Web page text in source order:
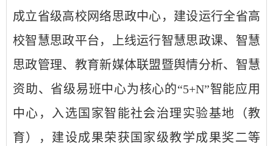
成立省级高校网络思政中心，建设运行全省高
校智慧思政平台，上线运行智慧思政课、智慧
思政管理、教育新媒体联盟暨舆情分析、智慧
资助、省级易班中心为核心的“5+N”智能应用
中心，入选国家智能社会治理实验基地（教
育），建设成果荣获国家级教学成果奖二等